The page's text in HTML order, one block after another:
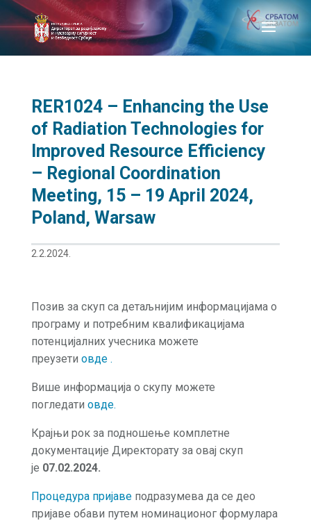
RER1024 – Enhancing the Use
of Radiation Technologies for
Improved Resource Efficiency
– Regional Coordination
Meeting, 15 – 19 April 2024,
Poland, Warsaw
2.2.2024.
Позив за скуп са детаљнијим информацијама о
програму и потребним квалификацијама
потенцијалних учесника можете
преузети овде .
Више информација о скупу можете
погледати овде.
Крајњи рок за подношење комплетне
документације Директорату за овај скуп
је 07.02.2024.
Процедура пријавеподразумева да се део
пријаве обави путем номинационог формулара